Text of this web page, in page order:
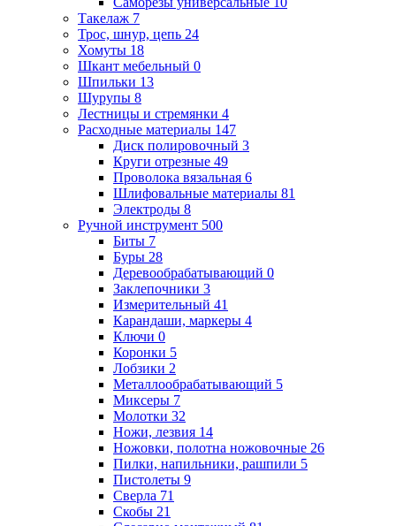
Такелаж 7
Трос, шнур, цепь 24
Хомуты 18
Шкант мебельный 0
Шпильки 13
Шурупы 8
Лестницы и стремянки 4
Расходные материалы 147
Диск полировочный 3
Круги отрезные 49
Проволока вязальная 6
Шлифовальные материалы 81
Электроды 8
Ручной инструмент 500
Биты 7
Буры 28
Деревообрабатывающий 0
Заклепочники 3
Измерительный 41
Карандаши, маркеры 4
Ключи 0
Коронки 5
Лобзики 2
Металлообрабатывающий 5
Миксеры 7
Молотки 32
Ножи, лезвия 14
Ножовки, полотна ножовочные 26
Пилки, напильники, рашпили 5
Пистолеты 9
Сверла 71
Скобы 21